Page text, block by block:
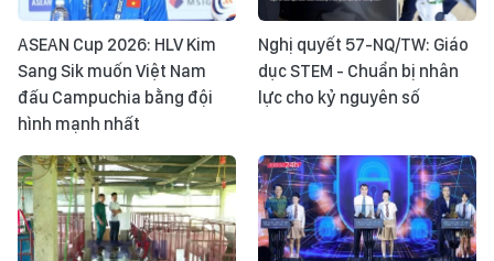
ASEAN Cup 2026: HLV Kim
Sang Sik muốn Việt Nam
đấu Campuchia bằng đội
hình mạnh nhất
Nghị quyết 57-NQ/TW: Giáo
dục STEM - Chuẩn bị nhân
lực cho kỷ nguyên số